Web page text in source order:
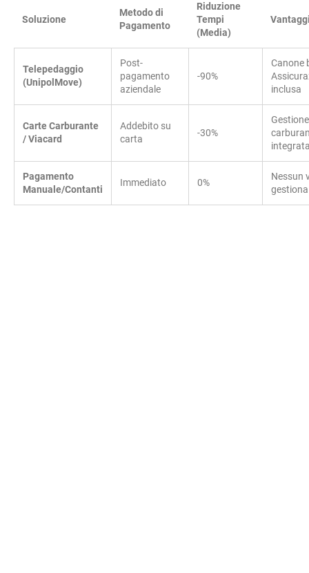
Soluzione
Metodo di
Pagamento
Riduzione
Tempi
(Media)
Telepedaggio
(UnipolMove)
Post-
pagamento
aziendale
-90%
Canone
inclusa
Carte Carburante
/ Viacard
Addebito su
carta
-30%
Gestione
Pagamento
Manuale/Contanti
Immediato 0%
Nessun